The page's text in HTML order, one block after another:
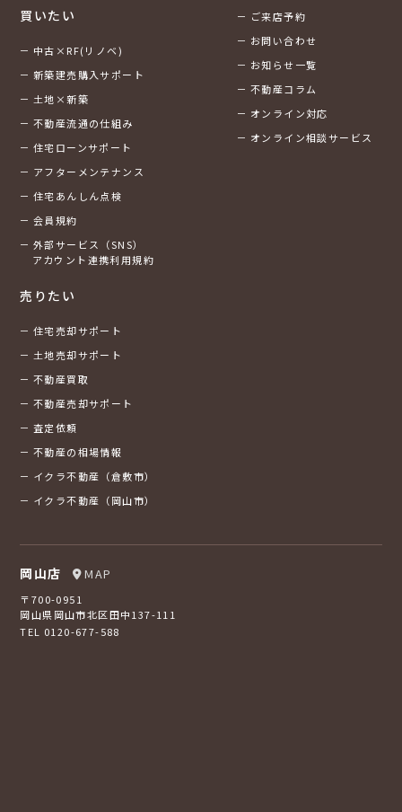
買いたい
中古×RF(リノベ)
新築建売購入サポート
土地×新築
不動産流通の仕組み
住宅ローンサポート
アフターメンテナンス
住宅あんしん点検
会員規約
外部サービス（SNS）
アカウント連携利用規約
売りたい
住宅売却サポート
土地売却サポート
不動産買取
不動産売却サポート
査定依頼
不動産の相場情報
イクラ不動産（倉敷市）
イクラ不動産（岡山市）
ご来店予約
お問い合わせ
お知らせ一覧
不動産コラム
オンライン対応
オンライン相談サービス
岡山店 MAP
〒700-0951
岡山県岡山市北区田中137-111
TEL 0120-677-588